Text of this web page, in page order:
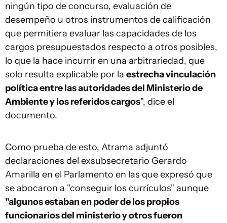
ningún tipo de concurso, evaluación de
desempeño u otros instrumentos de calificación
que permitiera evaluar las capacidades de los
cargos presupuestados respecto a otros posibles,
lo que la hace incurrir en una arbitrariedad, que
solo resulta explicable por la estrecha vinculación
política entre las autoridades del Ministerio de
Ambiente y los referidos cargos", dice el
documento.
Como prueba de esto, Atrama adjuntó
declaraciones del exsubsecretario Gerardo
Amarilla en el Parlamento en las que expresó que
se abocaron a "conseguir los currículos" aunque
"algunos estaban en poder de los propios
funcionarios del ministerio y otros fueron